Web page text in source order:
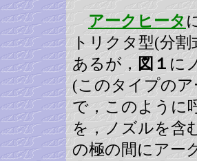
アークヒータ
トリクタ型(分
あるが，図１ に
(このタイプの
で，このように
を，ノズルを含
の極の間にアー